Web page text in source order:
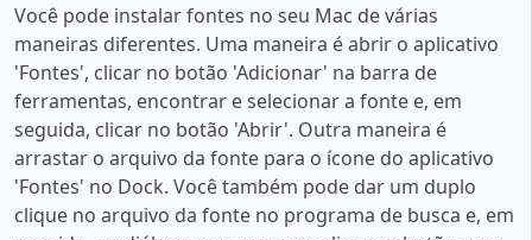
Você pode instalar fontes no seu Mac de várias
maneiras diferentes. Uma maneira é abrir o aplicativo
'Fontes', clicar no botão 'Adicionar' na barra de
ferramentas, encontrar e selecionar a fonte e, em
seguida, clicar no botão 'Abrir'. Outra maneira é
arrastar o arquivo da fonte para o ícone do aplicativo
'Fontes' no Dock. Você também pode dar um duplo
clique no arquivo da fonte no programa de busca e, em